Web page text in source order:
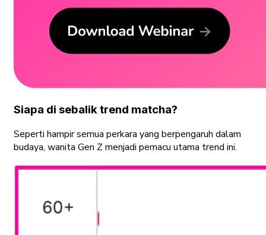
Siapa di sebalik trend matcha?
Seperti hampir semua perkara yang berpengaruh dalam
budaya, wanita Gen Z menjadi pemacu utama trend ini.